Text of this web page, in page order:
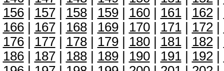
156| 157| 158| 159| 160| 161| 162|
166| 167| 168| 169| 170| 171| 172|
176| 177| 178| 179| 180| 181| 182|
186| 187| 188| 189| 190| 191| 192|